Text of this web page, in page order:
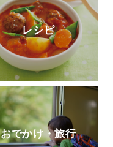
レシピ
おでかけ・旅行